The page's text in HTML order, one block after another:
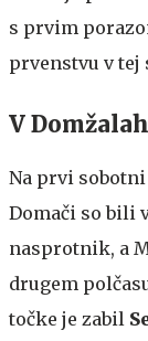
s prvim
prvenstvu v tej
V
Na prvi
Domači so bili
nasprotnik, a
drugem
točke je zabil